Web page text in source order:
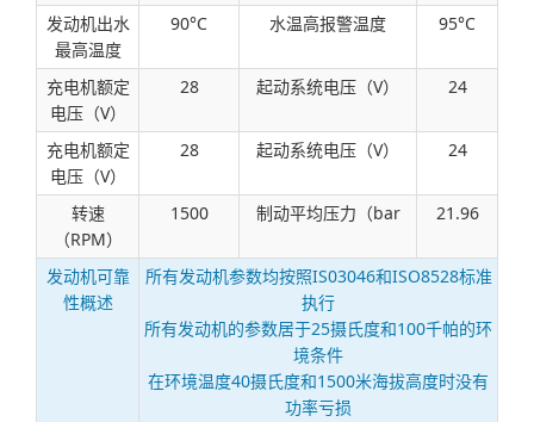
发动机出水
最高温度
90°C 水温高报警温度 95°C
充电机额定
电压（V）
28 起动系统电压（V） 24
充电机额定
电压（V）
28 起动系统电压（V） 24
转速
（RPM）
1500 制动平均压力（bar 21.96
发动机可靠
性概述
所有发动机参数均按照IS03046和ISO8528标准
执行
所有发动机的参数居于25摄氏度和100千帕的环
境条件
在环境温度40摄氏度和1500米海拔高度时没有
功率亏损